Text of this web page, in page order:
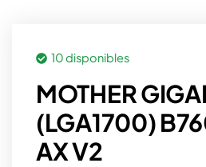
10 disponibles
MOTHER
(LGA1700)
AX V2